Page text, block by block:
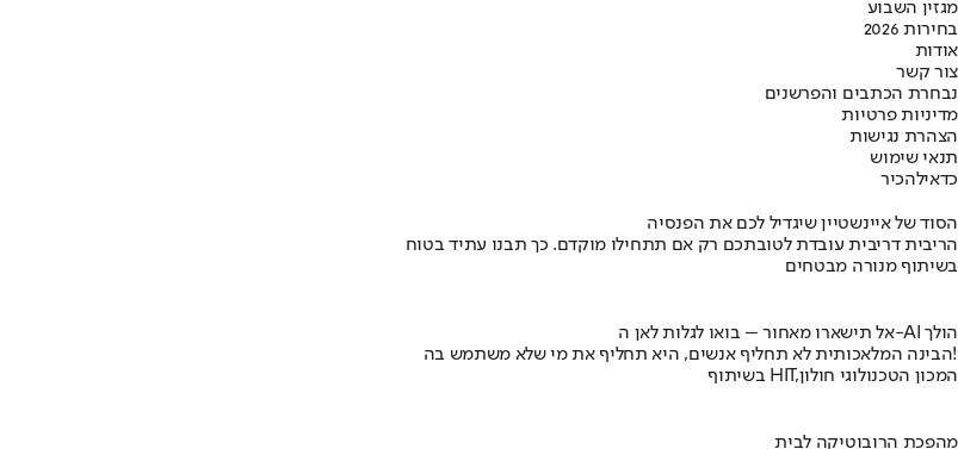
מגזין השבוע
בחירות 2026
אודות
צור קשר
נבחרת הכתבים והפרשנים
מדיניות פרטיות
הצהרת נגישות
תנאי שימוש
כדאילהכיר
הסוד של איינשטיין שיגדיל לכם את הפנסיה
הריבית דריבית עובדת לטובתכם רק אם תתחילו מוקדם. כך תבנו עתיד בטוח
בשיתוף מנורה מבטחים
אל תישארו מאחור – בואו לגלות לאן ה-AI הולך
הבינה המלאכותית לא תחליף אנשים, היא תחליף את מי שלא משתמש בה!
בשיתוף HIT,המכון הטכנולוגי חולון
מהפכת הרובוטיקה לבית